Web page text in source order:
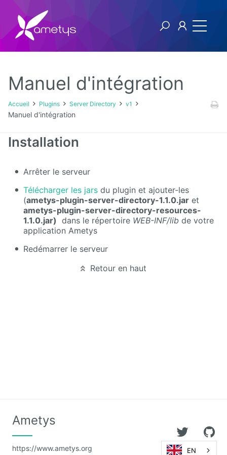
Plugins
Authentification
Bluemind
BPM
Calendar
Dashboard
Datasources
Explorer
Manuel d'intégration
Accueil Plugins Server Directory v1
Manuel d'intégration
Installation
Arrêter le serveur
Télécharger les jars du plugin et ajouter-les
(ametys-plugin-server-directory-1.1.0.jar et
ametys-plugin-server-directory-resources-
1.1.0.jar) dans le répertoire WEB-INF/lib de votre
application Ametys
Redémarrer le serveur
Retour en haut
Ametys
https://www.ametys.org EN